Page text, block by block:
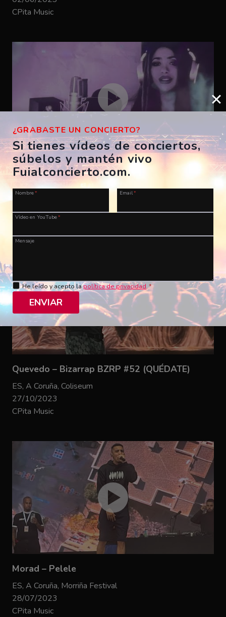
CPita Music
Bizarrap – SHAKIRA BZRP #53
ES, A Coruña, Morriña Festival
28/07/2023
CPita Music
Quevedo – Bizarrap BZRP #52 (QUÉDATE)
ES, A Coruña, Coliseum
27/10/2023
CPita Music
Morad – Pelele
ES, A Coruña, Morriña Festival
28/07/2023
CPita Music
¿GRABASTE UN CONCIERTO?
Si tienes vídeos de conciertos,
súbelos y mantén vivo
Fuialconcierto.com.
Nombre* Email*
Vídeo en YouTube*
Mensaje
He leído y acepto lapolítica de privacidad.*
ENVIAR